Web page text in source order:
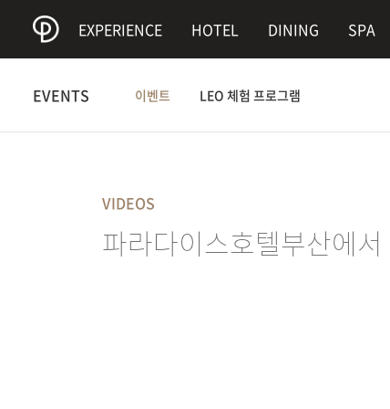
EXPERIENCE HOTEL DINING SPA
EVENTS 이벤트 LEO 체험 프로그램
VIDEOS
파라다이스호텔부산에